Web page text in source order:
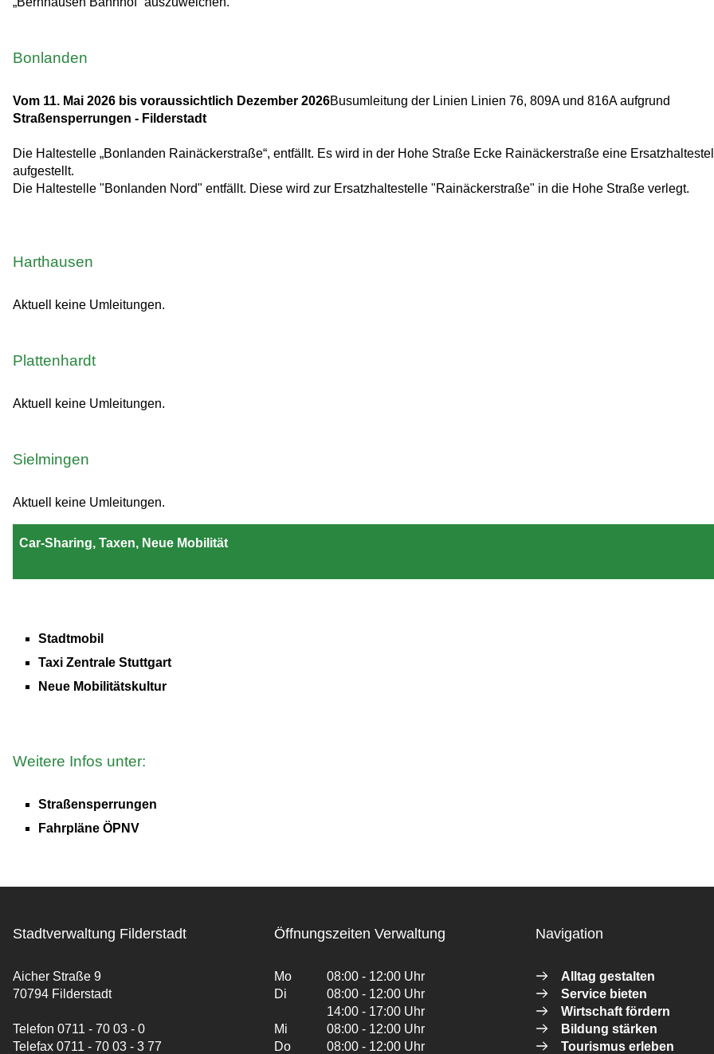
Bonlanden
Vom 11. Mai 2026 bis voraussichtlich Dezember 2026Busumleitung der Linien Linien 76, 809A und 816A aufgrund
Straßensperrungen - Filderstadt
Die Haltestelle „Bonlanden Rainäckerstraße“, entfällt. Es wird in der Hohe Straße Ecke Rainäckerstraße eine
aufgestellt.
Die Haltestelle "Bonlanden Nord" entfällt. Diese wird zur Ersatzhaltestelle "Rainäckerstraße" in die Hohe Straße verlegt.
Harthausen
Aktuell keine Umleitungen.
Plattenhardt
Aktuell keine Umleitungen.
Sielmingen
Aktuell keine Umleitungen.
Car-Sharing, Taxen, Neue Mobilität
Stadtmobil
Taxi Zentrale Stuttgart
Neue Mobilitätskultur
Weitere Infos unter:
Straßensperrungen
Fahrpläne ÖPNV
Stadtverwaltung Filderstadt
Aicher Straße 9
70794 Filderstadt
Telefon 0711 - 70 03 - 0
Telefax 0711 - 70 03 - 3 77
Öffnungszeiten Verwaltung
Mo
08:00 - 12:00 Uhr
Di
08:00 - 12:00 Uhr
14:00 - 17:00 Uhr
Mi
08:00 - 12:00 Uhr
Do
08:00 - 12:00 Uhr
Navigation
Alltag gestalten
Service bieten
Wirtschaft fördern
Bildung stärken
Tourismus erleben